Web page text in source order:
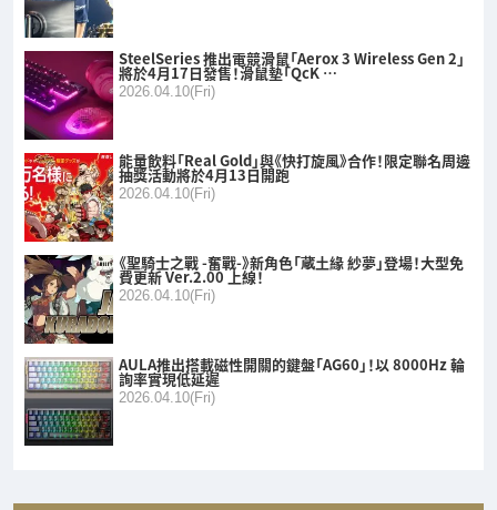
SteelSeries 推出電競滑鼠「Aerox 3 Wireless Gen 2」
將於4月17日發售！滑鼠墊「QcK …
2026.04.10(Fri)
能量飲料「Real Gold」與《快打旋風》合作！限定聯名周邊
抽獎活動將於4月13日開跑
2026.04.10(Fri)
《聖騎士之戰 -奮戰-》新角色「蔵土緣 紗夢」登場！大型免
費更新 Ver.2.00 上線！
2026.04.10(Fri)
AULA推出搭載磁性開關的鍵盤「AG60」！以 8000Hz 輪
詢率實現低延遲
2026.04.10(Fri)